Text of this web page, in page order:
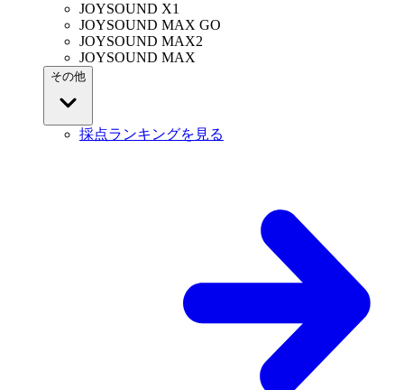
JOYSOUND X1
JOYSOUND MAX GO
JOYSOUND MAX2
JOYSOUND MAX
その他
採点ランキングを見る